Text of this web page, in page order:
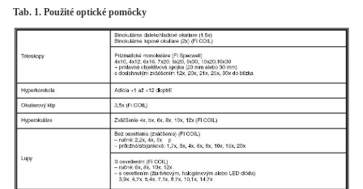
Tab. 1. Použité optické pomôcky